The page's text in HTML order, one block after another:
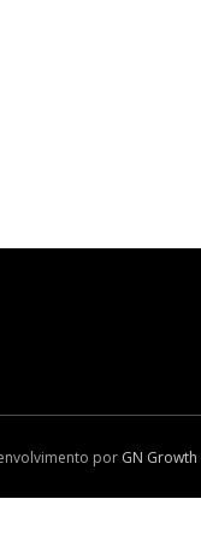
por GN Growth